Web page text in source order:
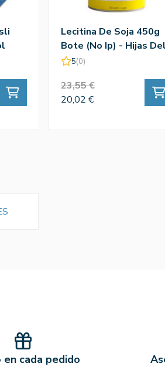
Lecitina De Soja 450g
Bote (No Ip) - Hijas Del
Sol
5(0)
23,55 €
20,02 €
en cada pedido